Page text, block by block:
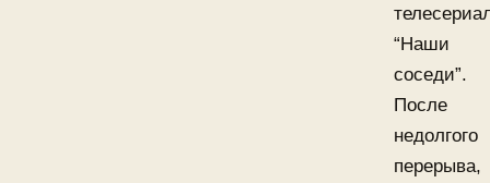
“Наши
соседи”.
После
недолгого
перерыва,